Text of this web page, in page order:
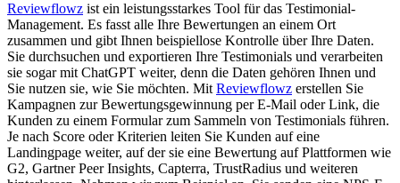
Reviewflowz ist ein leistungsstarkes Tool für das Testimonial-
Management. Es fasst alle Ihre Bewertungen an einem Ort
zusammen und gibt Ihnen beispiellose Kontrolle über Ihre Daten.
Sie durchsuchen und exportieren Ihre Testimonials und verarbeiten
sie sogar mit ChatGPT weiter, denn die Daten gehören Ihnen und
Sie nutzen sie, wie Sie möchten. Mit Reviewflowz erstellen Sie
Kampagnen zur Bewertungsgewinnung per E-Mail oder Link, die
Kunden zu einem Formular zum Sammeln von Testimonials führen.
Je nach Score oder Kriterien leiten Sie Kunden auf eine
Landingpage weiter, auf der sie eine Bewertung auf Plattformen wie
G2, Gartner Peer Insights, Capterra, TrustRadius und weiteren